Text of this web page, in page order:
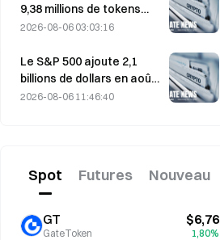
9,38 millions de tokens
d’une valeur de 3,18
août
2026-08-06 03:03:16
Le S&P 500 ajoute 2,1
billions de dollars en août,
en hausse de 3,12 %,
2026-08-06 11:46:40
Spot Futures Nouveau
GT
GateToken
$6,76
1,80%